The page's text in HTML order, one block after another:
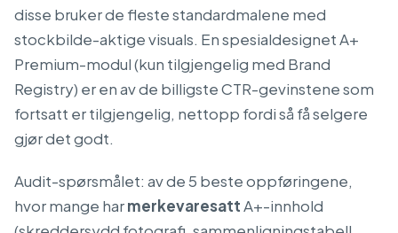
disse bruker de fleste standardmalene med
stockbilde-aktige visuals. En spesialdesignet A+
Premium-modul (kun tilgjengelig med Brand
Registry) er en av de billigste CTR-gevinstene som
fortsatt er tilgjengelig, nettopp fordi så få selgere
gjør det godt.
Audit-spørsmålet: av de 5 beste oppføringene,
hvor mange harmerkevaresattA+-innhold